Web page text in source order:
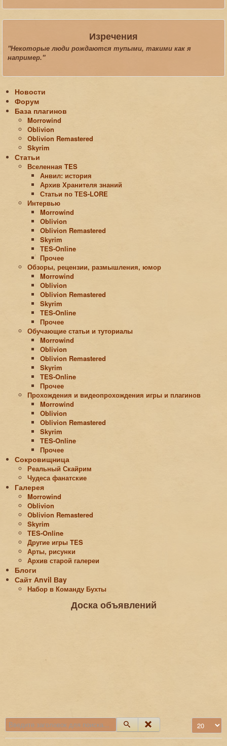
Изречения
"Некоторые люди рождаются тупыми, такими как я
например."
Новости
Форум
База плагинов
Morrowind
Oblivion
Oblivion Remastered
Skyrim
Статьи
Вселенная TES
Анвил: история
Архив Хранителя знаний
Статьи по ТЕS-LORE
Интервью
Morrowind
Oblivion
Oblivion Remastered
Skyrim
TES-Online
Прочее
Обзоры, рецензии, размышления, юмор
Morrowind
Oblivion
Oblivion Remastered
Skyrim
TES-Online
Прочее
Обучающие статьи и туториалы
Morrowind
Oblivion
Oblivion Remastered
Skyrim
TES-Online
Прочее
Прохождения и видеопрохождения игры и плагинов
Morrowind
Oblivion
Oblivion Remastered
Skyrim
TES-Online
Прочее
Сокровищница
Реальный Скайрим
Чудеса фанатские
Галерея
Morrowind
Oblivion
Oblivion Remastered
Skyrim
TES-Online
Другие игры TES
Арты, рисунки
Архив старой галереи
Блоги
Сайт Аnvil Вay
Набор в Команду Бухты
Доска объявлений
Введите заголовок для поиска... Кол-во